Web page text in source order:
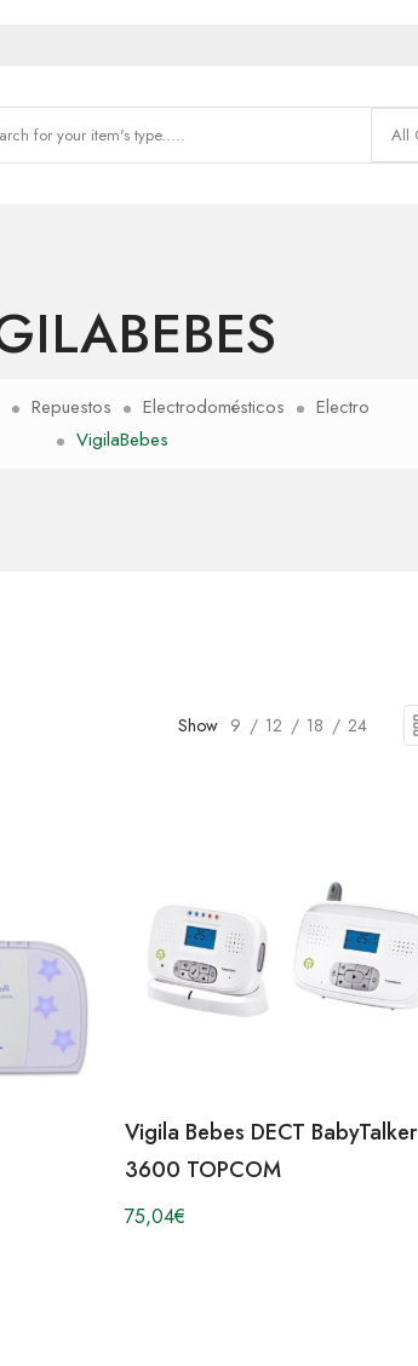
Repuestos Electrodomésticos
Electro
VigilaBebes
Show 9 12 18 24
Vigila Bebes DECT BabyTalker
3600 TOPCOM
75,04€